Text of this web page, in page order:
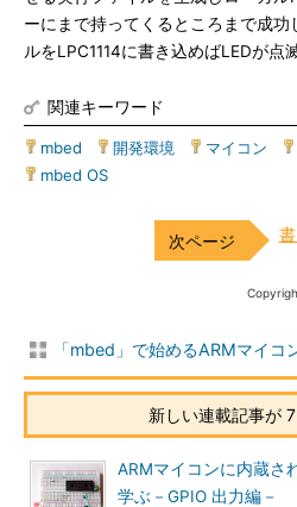
ーにまで持ってくるところまで成
ルをLPC1114に書き込めばLEDが点
関連キーワード
mbed 開発環境 マイコン
mbed OS
「mbed」で始めるARMマイコ
新しい連載記事が
ARMマイコンに内蔵さ
学ぶ－GPIO 出力編－